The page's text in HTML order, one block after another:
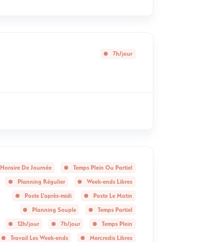
7h/jour
Horaire De Journée
Temps Plein Ou Partiel
Planning Régulier
Week-ends Libres
Poste L'après-midi
Poste Le Matin
Planning Souple
Temps Partiel
12h/jour
7h/jour
Temps Plein
Travail Les Week-ends
Mercredis Libres